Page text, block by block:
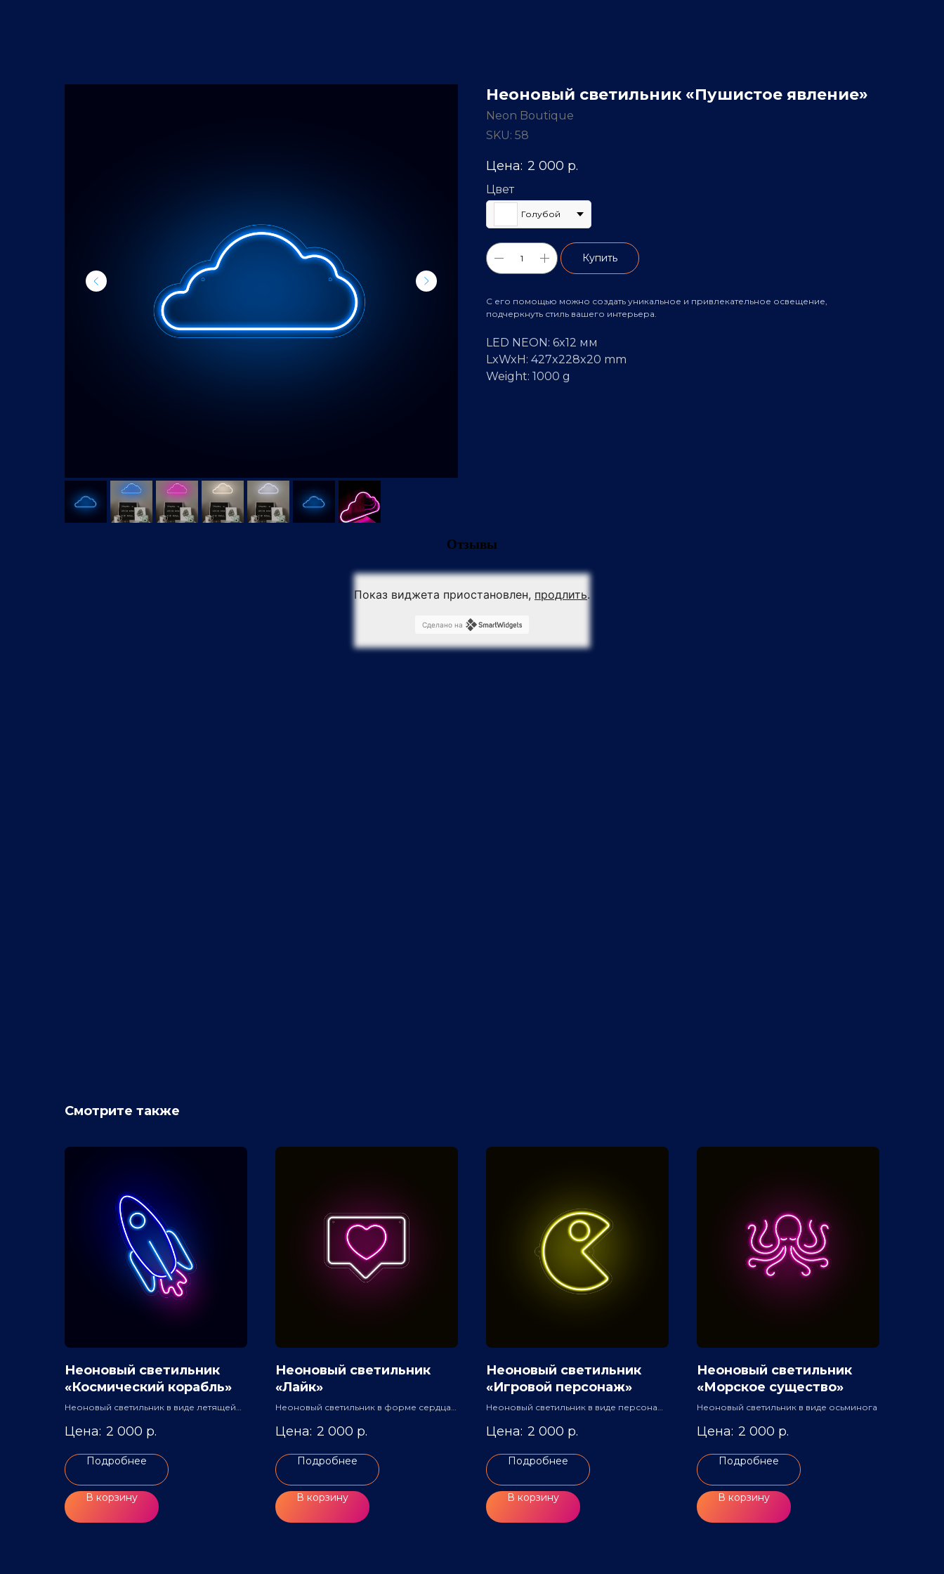
Неоновый светильник «Пушистое явление»
Neon Boutique
SKU: 58
2 000 р.
Цвет
Голубой
Купить
С его помощью можно создать уникальное и привлекательное освещение,
подчеркнуть стиль вашего интерьера.
LED NEON: 6x12 мм
LxWxH: 427x228x20 mm
Weight: 1000 g
Отзывы
Смотрите также
Неоновый светильник
«Космический корабль»
Неоновый светильник в виде летящей
2 000 р.
Подробнее
В корзину
Неоновый светильник
«Лайк»
Неоновый светильник в форме сердца в
2 000 р.
Подробнее
В корзину
Неоновый светильник
«Игровой персонаж»
Неоновый светильник в виде персонажа
2 000 р.
Подробнее
В корзину
Неоновый светильник
«Морское существо»
Неоновый светильник в виде осьминога
2 000 р.
Подробнее
В корзину